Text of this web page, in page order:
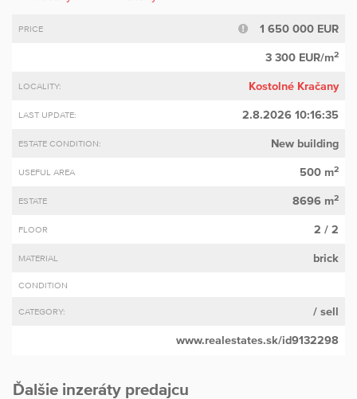
PRICE 1 650 000 EUR
3 300 EUR/m2
LOCALITY: Kostolné Kračany
LAST UPDATE: 2.8.2026 10:16:35
ESTATE CONDITION: New building
USEFUL AREA 500 m2
ESTATE 8696 m2
FLOOR 2 / 2
MATERIAL brick
CONDITION
CATEGORY: / sell
www.realestates.sk/id9132298
Ďalšie inzeráty predajcu